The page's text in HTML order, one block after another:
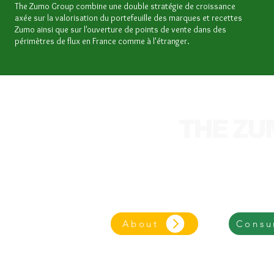
The Zumo Group combine une double stratégie de croissance
axée sur la valorisation du portefeuille des marques et recettes
Zumo ainsi que sur l'ouverture de points de vente dans des
périmètres de flux en France comme à l'étranger.
About